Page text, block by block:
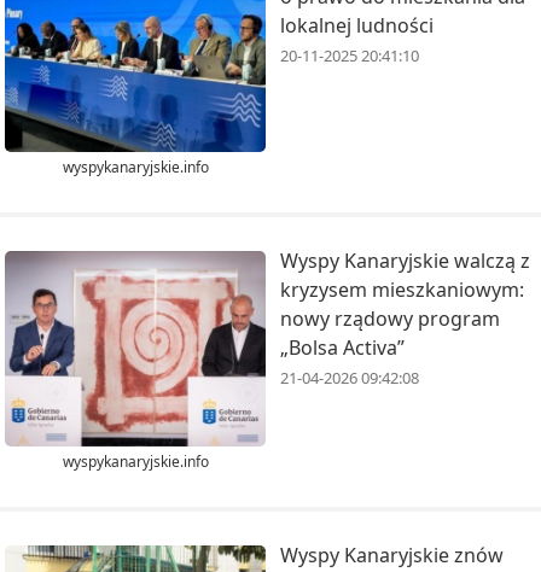
wyspykanaryjskie.info
lokalnej ludności
20-11-2025 20:41:10
wyspykanaryjskie.info
Wyspy Kanaryjskie walczą z
kryzysem mieszkaniowym:
nowy rządowy program
„Bolsa Activa”
21-04-2026 09:42:08
Wyspy Kanaryjskie znów